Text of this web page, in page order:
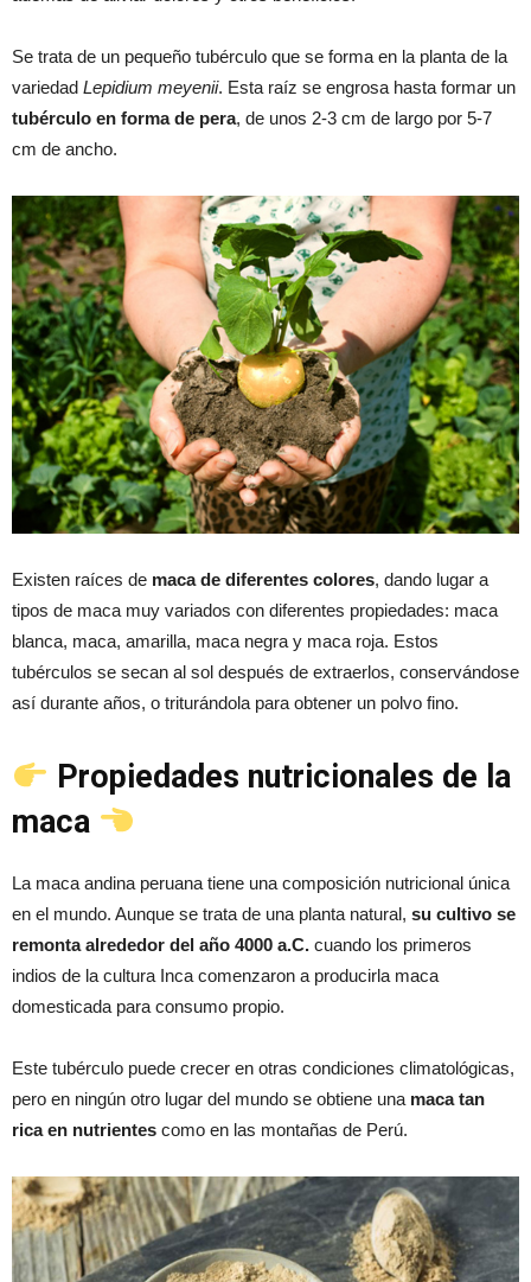
Se trata de un pequeño tubérculo que se forma en la planta de la
variedad Lepidium meyenii. Esta raíz se engrosa hasta formar un
tubérculo en forma de pera, de unos 2-3 cm de largo por 5-7
cm de ancho.
Existen raíces de maca de diferentes colores, dando lugar a
tipos de maca muy variados con diferentes propiedades: maca
blanca, maca, amarilla, maca negra y maca roja. Estos
tubérculos se secan al sol después de extraerlos, conservándose
así durante años, o triturándola para obtener un polvo fino.
Propiedades nutricionales de la
maca
La maca andina peruana tiene una composición nutricional única
en el mundo. Aunque se trata de una planta natural, su cultivo se
remonta alrededor del año 4000 a.C. cuando los primeros
indios de la cultura Inca comenzaron a producirla maca
domesticada para consumo propio.
Este tubérculo puede crecer en otras condiciones climatológicas,
pero en ningún otro lugar del mundo se obtiene una maca tan
rica en nutrientes como en las montañas de Perú.